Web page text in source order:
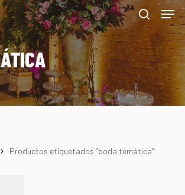
search
Menu
Productos etiquetados “boda temática”
Close
Filters
Menu